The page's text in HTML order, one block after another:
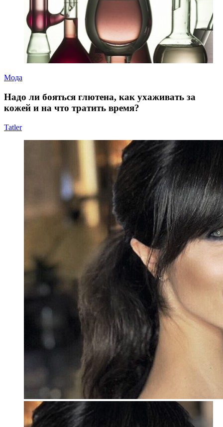
Мода
Надо ли бояться глютена, как ухаживать за
кожей и на что тратить время?
Tatler